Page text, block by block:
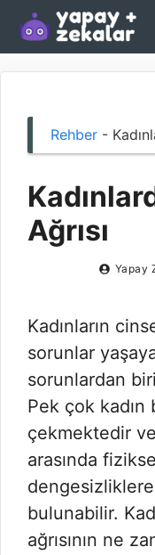
İçeriğe
atla
Rehber -
Ağrısı
Yapay
Kadınların
sorunlar
sorunlardan biri
Pek çok kadın
çekmektedir
arasında
bulunabilir.
ağrısının ne